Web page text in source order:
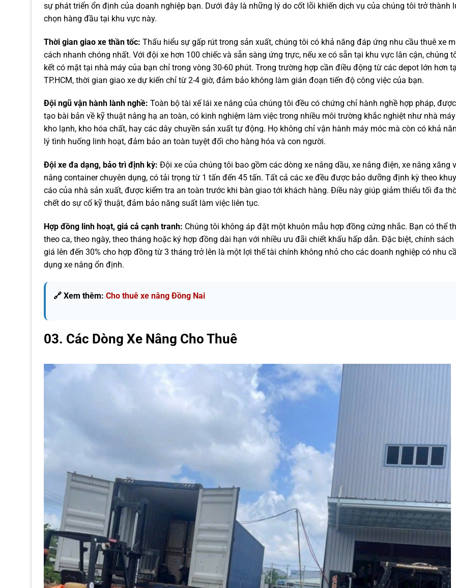
sự phát triển ổn định của doanh nghiệp bạn. Dưới đây là những lý do cốt lõi khiến dịch vụ của chúng tôi trở thành
chọn hàng đầu tại khu vực này.
Thời gian giao xe thần tốc: Thấu hiểu sự gấp rút trong sản xuất, chúng tôi có khả năng đáp ứng nhu cầu thuê xe
cách nhanh chóng nhất. Với đội xe hơn 100 chiếc và sẵn sàng ứng trực, nếu xe có sẵn tại khu vực lân cận, chúng
kết có mặt tại nhà máy của bạn chỉ trong vòng 30-60 phút. Trong trường hợp cần điều động từ các depot lớn hơn
TP.HCM, thời gian giao xe dự kiến chỉ từ 2-4 giờ, đảm bảo không làm gián đoạn tiến độ công việc của bạn.
Đội ngũ vận hành lành nghề: Toàn bộ tài xế lái xe nâng của chúng tôi đều có chứng chỉ hành nghề hợp pháp,
tạo bài bản về kỹ thuật nâng hạ an toàn, có kinh nghiệm làm việc trong nhiều môi trường khắc nghiệt như nhà
kho lạnh, kho hóa chất, hay các dây chuyền sản xuất tự động. Họ không chỉ vận hành máy móc mà còn có khả
lý tình huống linh hoạt, đảm bảo an toàn tuyệt đối cho hàng hóa và con người.
Đội xe đa dạng, bảo trì định kỳ: Đội xe của chúng tôi bao gồm các dòng xe nâng dầu, xe nâng điện, xe nâng xăng
nâng container chuyên dụng, có tải trọng từ 1 tấn đến 45 tấn. Tất cả các xe đều được bảo dưỡng định kỳ theo
cáo của nhà sản xuất, được kiểm tra an toàn trước khi bàn giao tới khách hàng. Điều này giúp giảm thiểu tối đa
chết do sự cố kỹ thuật, đảm bảo năng suất làm việc liên tục.
Hợp đồng linh hoạt, giá cả cạnh tranh: Chúng tôi không áp đặt một khuôn mẫu hợp đồng cứng nhắc. Bạn có thể
theo ca, theo ngày, theo tháng hoặc ký hợp đồng dài hạn với nhiều ưu đãi chiết khấu hấp dẫn. Đặc biệt, chính
giá lên đến 30% cho hợp đồng từ 3 tháng trở lên là một lợi thế tài chính không nhỏ cho các doanh nghiệp có nhu
dụng xe nâng ổn định.
🔗 Xem thêm: Cho thuê xe nâng Đồng Nai
03. Các Dòng Xe Nâng Cho Thuê